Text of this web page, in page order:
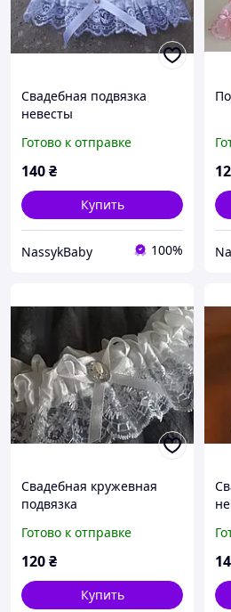
Свадебная подвязка
невесты
Готово к отправке
140₴
Купить
NassykBaby 100%
Свадебная кружевная
подвязка
Готово к отправке
120₴
Купить